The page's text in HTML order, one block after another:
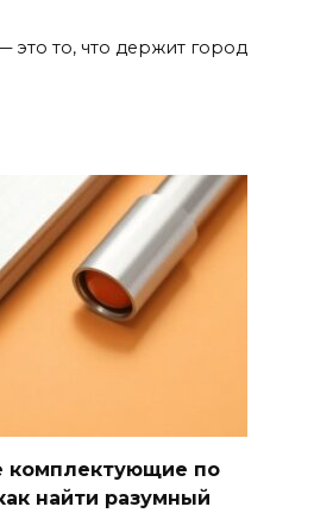
это то, что держит город
комплектующие по
найти разумный